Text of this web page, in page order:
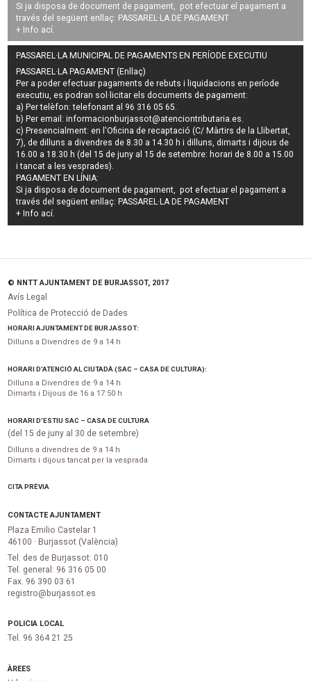
Si ja disposa de document de pagament, pot efectuar el pagament a
través del següent enllaç: PASSAREL·LA DE PAGAMENT
+ Info ací.
PASSAREL·LA MUNICIPAL DE PAGAMENTS EN PERÍODE EXECUTIU
PASSAREL·LA PAGAMENT (Enllaç)
Per a poder efectuar pagaments derebuts i liquidacions en període
executiu, es podran sol·licitar els documents de pagament:
a) Per telèfon: telefonant al 96 316 05 65.
b) Per email:informacionburjassot@atenciontributaria.es.
c) Presencialment: en l'Oficina de recaptació (C/ Màrtirs de la Llibertat,
7), de dilluns a divendres de 8.30 a 14.30 h i dilluns, dimarts i dijous de
16.00 a 18.30 h (del 15 de juny al 15 de setembre: horari de 8.00 a 15.00
i tancat a les vesprades).
PAGAMENT EN LÍNIA:
Si ja disposa de document de pagament, pot efectuar el pagament a
través del següent enllaç: PASSAREL·LA DE PAGAMENT
+ Info ací.
© NNTT AJUNTAMENT DE BURJASSOT, 2017
Avís Legal
Política de Protecció de Dades
HORARI AJUNTAMENT DE BURJASSOT:
Dilluns a Divendres de 9 a 14 h
HORARI D’ATENCIÓ AL CIUTADÀ (SAC – CASA DE CULTURA):
Dilluns a Divendres de 9 a 14 h
Dimarts i Dijous de 16 a 17:50 h
HORARI D’ESTIU SAC – CASA DE CULTURA
(del 15 de juny al 30 de setembre)
Dilluns a divendres de 9 a 14 h
Dimarts i dijous tancat per la vesprada
CITA PRÈVIA
CONTACTE AJUNTAMENT
Plaza Emilio Castelar 1
46100 · Burjassot (València)
Tel. des de Burjassot: 010
Tel. general: 96 316 05 00
Fax. 96 390 03 61
registro@burjassot.es
POLICIA LOCAL
Tel. 96 364 21 25
ÀREES